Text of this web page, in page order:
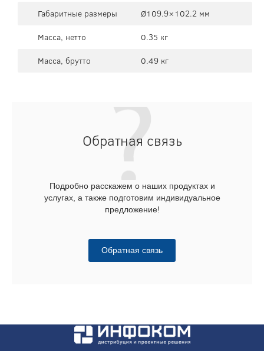
Габаритные размеры
Ø109.9×102.2 мм
Масса, нетто
0.35 кг
Масса, брутто
0.49 кг
Обратная связь
Подробно расскажем о наших продуктах и
услугах, а также подготовим индивидуальное
предложение!
Обратная связь